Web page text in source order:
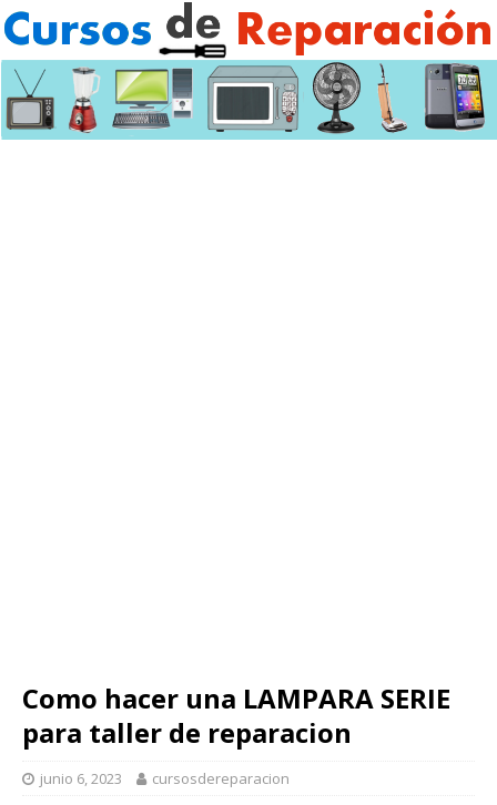
Como hacer una LAMPARA SERIE
para taller de reparacion
junio 6, 2023 cursosdereparacion